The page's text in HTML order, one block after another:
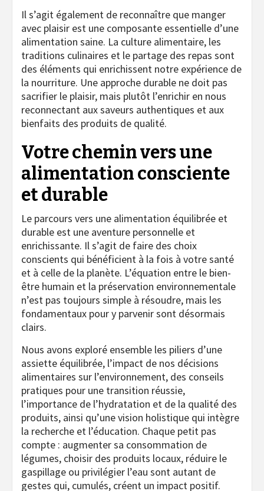
Il s’agit également de reconnaître que manger
avec plaisir est une composante essentielle d’une
alimentation saine. La culture alimentaire, les
traditions culinaires et le partage des repas sont
des éléments qui enrichissent notre expérience de
la nourriture. Une approche durable ne doit pas
sacrifier le plaisir, mais plutôt l’enrichir en nous
reconnectant aux saveurs authentiques et aux
bienfaits des produits de qualité.
Votre chemin vers une
alimentation consciente
et durable
Le parcours vers une alimentation équilibrée et
durable est une aventure personnelle et
enrichissante. Il s’agit de faire des choix
conscients qui bénéficient à la fois à votre santé
et à celle de la planète. L’équation entre le bien-
être humain et la préservation environnementale
n’est pas toujours simple à résoudre, mais les
fondamentaux pour y parvenir sont désormais
clairs.
Nous avons exploré ensemble les piliers d’une
assiette équilibrée, l’impact de nos décisions
alimentaires sur l’environnement, des conseils
pratiques pour une transition réussie,
l’importance de l’hydratation et de la qualité des
produits, ainsi qu’une vision holistique qui intègre
la recherche et l’éducation. Chaque petit pas
compte : augmenter sa consommation de
légumes, choisir des produits locaux, réduire le
gaspillage ou privilégier l’eau sont autant de
gestes qui, cumulés, créent un impact positif.